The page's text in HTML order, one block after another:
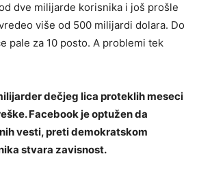
dve milijarde korisnika i još prošle
više od 500 milijardi dolara. Do
pale za 10 posto. A problemi tek
dečjeg lica proteklih meseci
Facebook je optužen da
vesti, preti demokratskom
stvara zavisnost.